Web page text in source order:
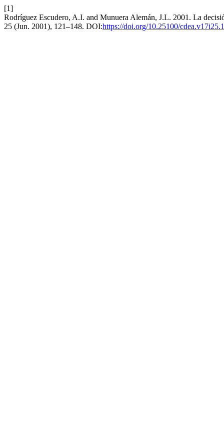
[1]
Rodríguez Escudero, A.I. and Munuera Alemán, J.L. 2001. La
25 (Jun. 2001), 121–148. DOI:https://doi.org/10.25100/